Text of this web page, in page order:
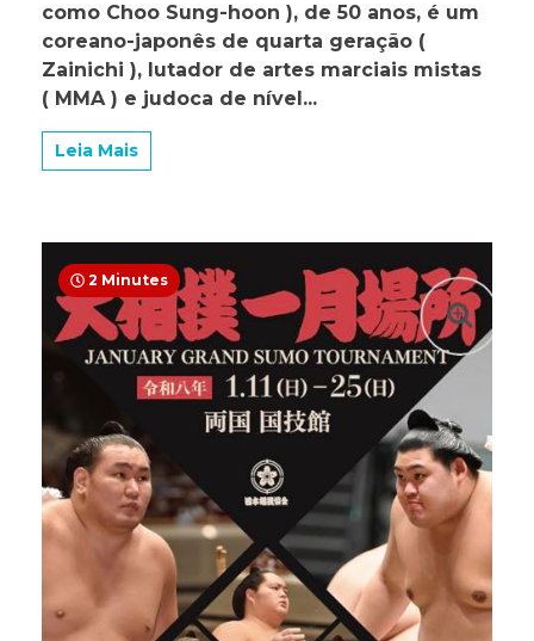
Yoshihiro
Akiyama
está
de
volta
MMA
no
como Choo Sung-hoon ), de 50 anos, é um
coreano-japonês de quarta geração (
Zainichi ), lutador de artes marciais mistas
( MMA ) e judoca de nível...
Leia Mais
2 Minutes